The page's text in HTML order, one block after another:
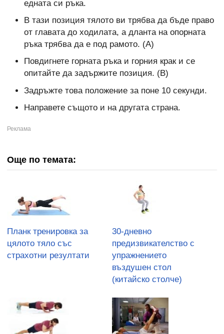
едната си ръка.
В тази позиция тялото ви трябва да бъде право
от главата до ходилата, а дланта на опорната
ръка трябва да е под рамото. (А)
Повдигнете горната ръка и горния крак и се
опитайте да задържите позиция. (В)
Задръжте това положение за поне 10 секунди.
Направете същото и на другата страна.
Още по темата:
Планк тренировка за
цялото тяло със
страхотни резултати
30-дневно
предизвикателство с
упражнението
въздушен стол
(китайско столче)